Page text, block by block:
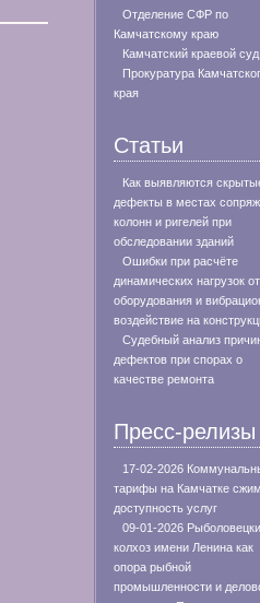
Отделение СФР по
Камчатскому краю
Камчатский краевой суд
Прокуратура
края
Статьи
Как выявляются
дефекты в местах
колонн и ригелей при
обследовании зданий
Ошибки при расчёте
динамических нагрузок от
оборудования и
воздействие на
Судебный анализ
дефектов при спорах о
качестве ремонта
Пресс-релизы
17-02-2026
тарифы на Камчатке
доступность услуг
09-01-2026
колхоз имени Ленина как
опора рыбной
промышленности и